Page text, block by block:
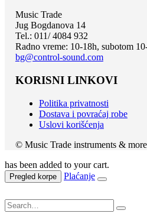
Music Trade
Jug Bogdanova 14
Tel.: 011/ 4084 932
Radno vreme: 10-18h, subotom
bg@control-sound.com
KORISNI LINKOVI
Politika privatnosti
Dostava i povraćaj robe
Uslovi korišćenja
© Music Trade instruments &
has been added to your cart.
Pregled korpe Plaćanje